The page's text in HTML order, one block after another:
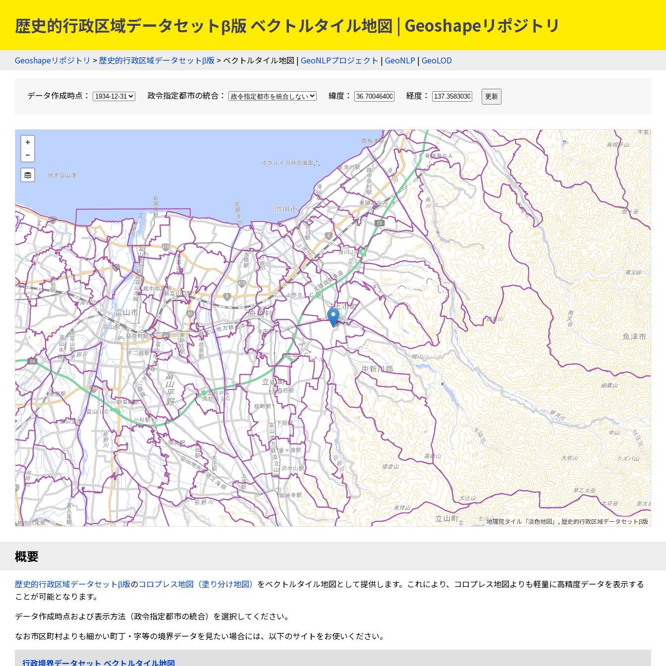
歴史的行政区域データセットβ版 ベクトルタイル地図 | Geoshapeリポジトリ
Geoshapeリポジトリ >歴史的行政区域データセットβ版 > ベクトルタイル地図 | GeoNLPプロジェクト | GeoNLP | GeoLOD
データ作成時点： 政令指定都市の統合： 緯度： 経度：
地理院タイル「淡色地図」,歴史的行政区域データセットβ版
概要
歴史的行政区域データセットβ版のコロプレス地図（塗り分け地図） をベクトルタイル地図として提供します。これにより、コロプレス地図よりも軽量に高精度データを表示する
ことが可能となります。
データ作成時点および表示方法（政令指定都市の統合）を選択してください。
なお市区町村よりも細かい町丁・字等の境界データを見たい場合には、以下のサイトをお使いください。
行政境界データセット ベクトルタイル地図